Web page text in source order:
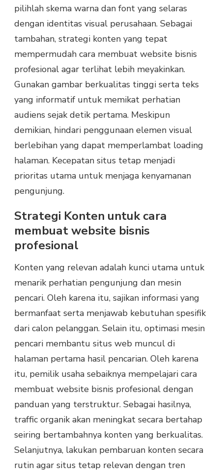
pilihlah skema warna dan font yang selaras
dengan identitas visual perusahaan. Sebagai
tambahan, strategi konten yang tepat
mempermudah cara membuat website bisnis
profesional agar terlihat lebih meyakinkan.
Gunakan gambar berkualitas tinggi serta teks
yang informatif untuk memikat perhatian
audiens sejak detik pertama. Meskipun
demikian, hindari penggunaan elemen visual
berlebihan yang dapat memperlambat loading
halaman. Kecepatan situs tetap menjadi
prioritas utama untuk menjaga kenyamanan
pengunjung.
Strategi Konten untuk cara
membuat website bisnis
profesional
Konten yang relevan adalah kunci utama untuk
menarik perhatian pengunjung dan mesin
pencari. Oleh karena itu, sajikan informasi yang
bermanfaat serta menjawab kebutuhan spesifik
dari calon pelanggan. Selain itu, optimasi mesin
pencari membantu situs web muncul di
halaman pertama hasil pencarian. Oleh karena
itu, pemilik usaha sebaiknya mempelajari cara
membuat website bisnis profesional dengan
panduan yang terstruktur. Sebagai hasilnya,
traffic organik akan meningkat secara bertahap
seiring bertambahnya konten yang berkualitas.
Selanjutnya, lakukan pembaruan konten secara
rutin agar situs tetap relevan dengan tren